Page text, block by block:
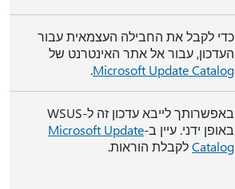
כדי לקבל את החבילה העצמאית עבור
העדכון, עבור אל אתר האינטרנט של
Microsoft Update Catalog
.
באפשרותך לייבא עדכון זה ל-WSUS
באופן ידני. עיין ב-Microsoft Update
Catalogלקבלת הוראות.